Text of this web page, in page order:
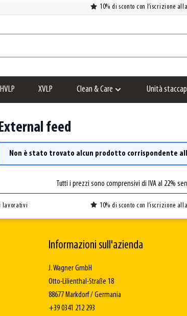
10% di sconto con l’iscrizione
HVLP XVLP Clean & Care Unità
feed
Non è stato trovato alcun prodotto corrispondente
Tutti i prezzi sono comprensivi di IVA al 22%
lavorativi 10% di sconto con l’iscrizione
Informazioni sull'azienda
J. Wagner GmbH
Otto-Lilienthal-Straße 18
88677 Markdorf / Germania
+39 0341 212 293